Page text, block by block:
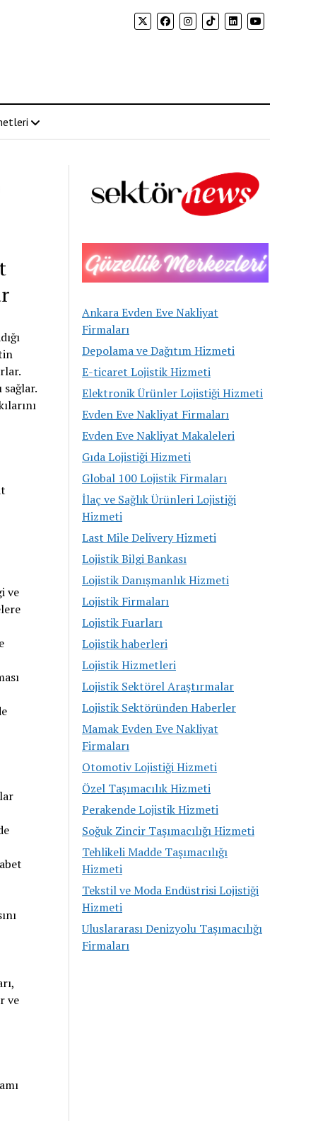
ve
ve
Ankara Evden Eve Nakliyat
Firmaları
Depolama ve Dağıtım Hizmeti
E-ticaret Lojistik Hizmeti
Elektronik Ürünler Lojistiği Hizmeti
Evden Eve Nakliyat Firmaları
Evden Eve Nakliyat Makaleleri
Gıda Lojistiği Hizmeti
Global 100 Lojistik Firmaları
İlaç ve Sağlık Ürünleri Lojistiği
Hizmeti
Last Mile Delivery Hizmeti
Lojistik Bilgi Bankası
Lojistik Danışmanlık Hizmeti
Lojistik Firmaları
Lojistik Fuarları
Lojistik haberleri
Lojistik Hizmetleri
Lojistik Sektörel Araştırmalar
Lojistik Sektöründen Haberler
Mamak Evden Eve Nakliyat
Firmaları
Otomotiv Lojistiği Hizmeti
Özel Taşımacılık Hizmeti
Perakende Lojistik Hizmeti
Soğuk Zincir Taşımacılığı Hizmeti
Tehlikeli Madde Taşımacılığı
Hizmeti
Tekstil ve Moda Endüstrisi Lojistiği
Hizmeti
Uluslararası Denizyolu Taşımacılığı
Firmaları